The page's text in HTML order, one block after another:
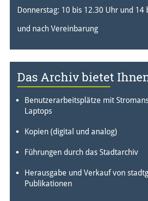
Donnerstag: 10 bis 12.30 Uhr und 14
und nach Vereinbarung
Das Archiv bietet
Benutzerarbeitsplätze mit
Laptops
Kopien (digital und analog)
Führungen durch das Stadtarchiv
Herausgabe und Verkauf von
Publikationen